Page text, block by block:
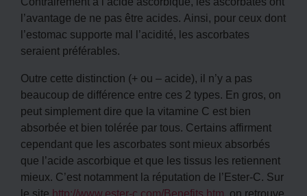
l’avantage de ne pas être acides. Ainsi, pour ceux dont
l’estomac supporte mal l’acidité, les ascorbates
seraient préférables.
Outre cette distinction (+ ou – acide), il n’y a pas
beaucoup de différence entre ces 2 types. En gros, on
peut simplement dire que la vitamine C est bien
absorbée et bien tolérée par tous. Certains affirment
cependant que les ascorbates sont mieux absorbés
que l’acide ascorbique et que les tissus les retiennent
mieux. C’est notamment la réputation de l’Ester-C. Sur
le site http://www.ester-c.com/Benefits.htm, on retrouve